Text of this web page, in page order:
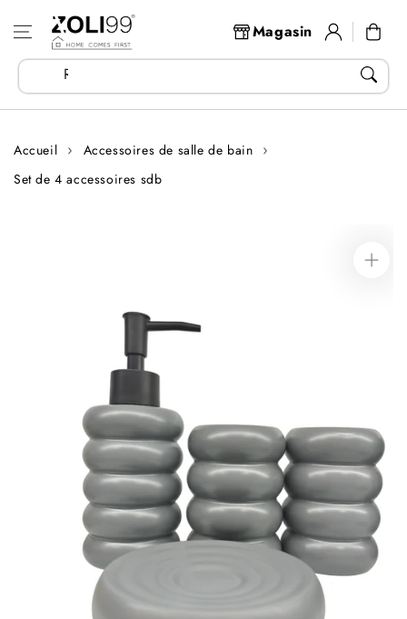
contenu
Recherchez vos articles...
Magasin
connecter
Panier
Accueil
Accessoires de salle de bain
Set de 4 accessoires sdb